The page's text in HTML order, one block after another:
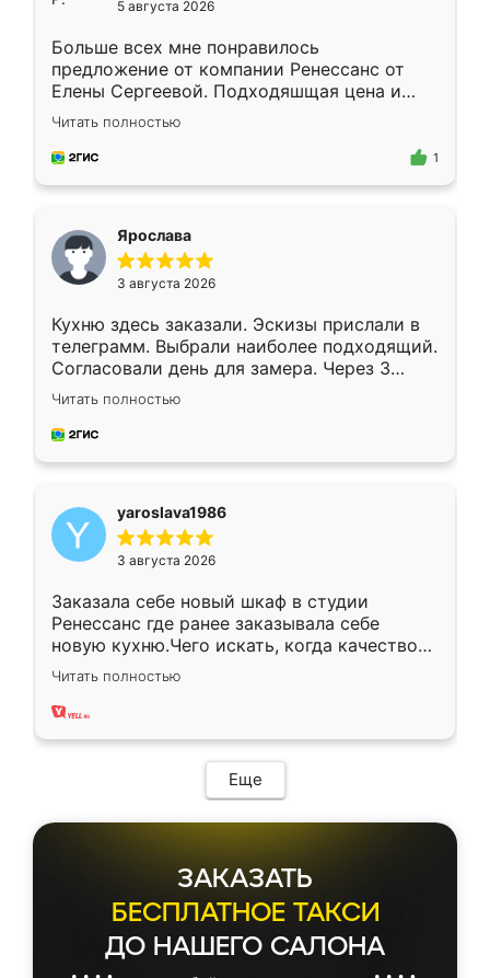
5 августа 2026
Больше всех мне понравилось
предложение от компании Ренессанс от
Елены Сергеевой. Подходяшщая цена и
короткие сроки изготовления. Приехавший
для замера сотрудник Владислав
предложил по моему эскизу самый
Читать полностью
1
Ярослава
3 августа 2026
Кухню здесь заказали. Эскизы прислали в
телеграмм. Выбрали наиболее подходящий.
Согласовали день для замера. Через 3
недели кухня была уже готова. Остались
довольны работой. Спасибо Ренессанс
мебель за качественную работу!
Читать полностью
yaroslava1986
3 августа 2026
Заказала себе новый шкаф в студии
Ренессанс где ранее заказывала себе
новую кухню.Чего искать, когда качеством
вполне довольна. Служит кухня уже почти
два года, нареканий нет.
Читать полностью
Еще
ЗАКАЗАТЬ
БЕСПЛАТНОЕ ТАКСИ
ДО НАШЕГО САЛОНА